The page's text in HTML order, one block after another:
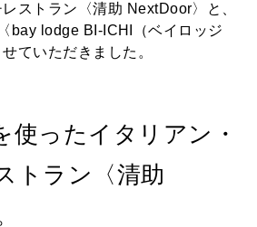
ストラン〈清助 NextDoor〉と、
bay lodge BI-ICHI（ベイロッジ
ていただきました。
使ったイタリアン・
トラン〈清助